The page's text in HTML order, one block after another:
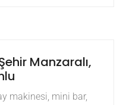
Manzaralı,
makinesi, mini bar,